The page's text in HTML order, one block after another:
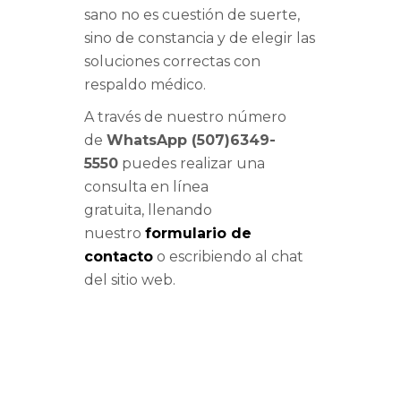
sano no es cuestión de suerte,
sino de constancia y de elegir las
soluciones correctas con
respaldo médico.
A través de nuestro número
de WhatsApp (507)6349-
5550 puedes realizar una
consulta en línea
gratuita, llenando
nuestro formulario de
contacto o escribiendo al chat
del sitio web.